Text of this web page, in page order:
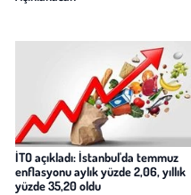
İTO açıkladı: İstanbul'da temmuz
enflasyonu aylık yüzde 2,06, yıllık
yüzde 35,20 oldu